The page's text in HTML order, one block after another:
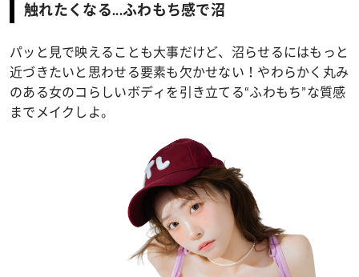
触れたくなる...ふわもち感で沼
パッと見で映えることも大事だけど、沼らせるにはもっと
近づきたいと思わせる要素も欠かせない！やわらかく丸み
のある女のコらしいボディを引き立てる“ふわもち”な質感
までメイクしよ。